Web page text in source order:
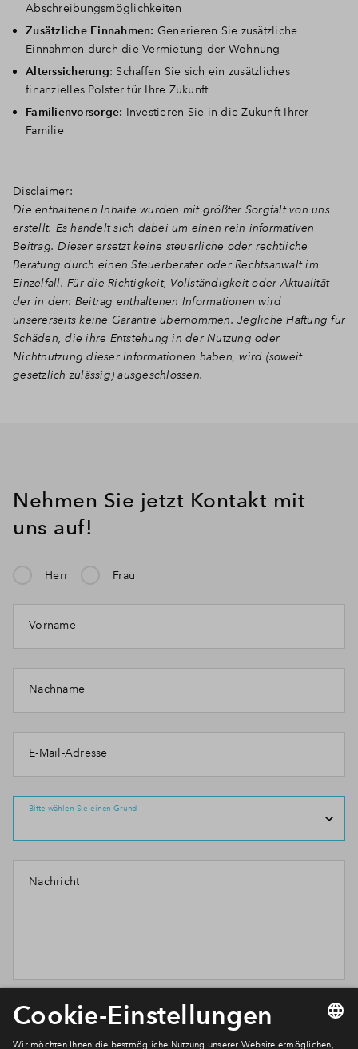
Abschreibungsmöglichkeiten
Zusätzliche Einnahmen: Generieren Sie zusätzliche
Einnahmen durch die Vermietung der Wohnung
Alterssicherung: Schaffen Sie sich ein zusätzliches
finanzielles Polster für Ihre Zukunft
Familienvorsorge: Investieren Sie in die Zukunft Ihrer
Familie
Disclaimer:
Die enthaltenen Inhalte wurden mit größter Sorgfalt von uns
erstellt. Es handelt sich dabei um einen rein informativen
Beitrag. Dieser ersetzt keine steuerliche oder rechtliche
Beratung durch einen Steuerberater oder Rechtsanwalt im
Einzelfall. Für die Richtigkeit, Vollständigkeit oder Aktualität
der in dem Beitrag enthaltenen Informationen wird
unsererseits keine Garantie übernommen. Jegliche Haftung für
Schäden, die ihre Entstehung in der Nutzung oder
Nichtnutzung dieser Informationen haben, wird (soweit
gesetzlich zulässig) ausgeschlossen.
Nehmen Sie jetzt Kontakt mit
uns auf!
Herr Frau
Vorname
Nachname
E-Mail-Adresse
Bitte wählen Sie einen Grund
Nachricht
Möchten Sie wissen, was wir mit Ihren Daten machen? Klicken
Sie hier für unsereDatenschutzerklärung.